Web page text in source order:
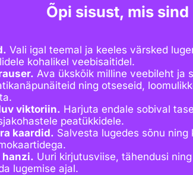
Õpi sisust, mis
Vali igal teemal ja keeles värsked
kohalikel veebisaitidel.
Ava ükskõik milline veebileht ja
ning otseseid,
viktoriin. Harjuta endale sobival
peatükkidele.
kaardid. Salvesta lugedes sõnu
hanzi. Uuri kirjutusviise, tähendusi
lugemise ajal.